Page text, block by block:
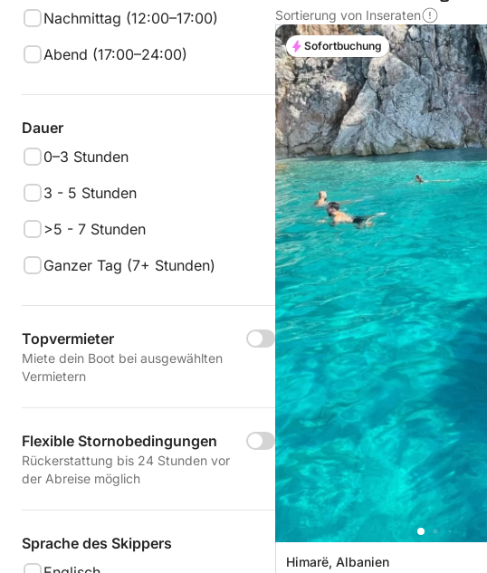
Nachmittag (12:00–17:00)
Abend (17:00–24:00)
Dauer
0–3 Stunden
3 - 5 Stunden
>5 - 7 Stunden
Ganzer Tag (7+ Stunden)
Topvermieter
Miete dein Boot bei ausgewählten
Vermietern
Flexible Stornobedingungen
Rückerstattung bis 24 Stunden vor
der Abreise möglich
Sprache des Skippers
Sortierung von Inseraten
Himarë, Albanien
Sofortbuchung